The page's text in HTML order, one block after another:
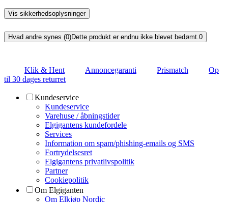
Vis sikkerhedsoplysninger
Hvad andre synes (0)Dette produkt er endnu ikke blevet bedømt.0
Klik & Hent Annoncegaranti Prismatch
Op
til 30 dages returret
Kundeservice
Kundeservice
Varehuse / åbningstider
Elgigantens kundefordele
Services
Information om spam/phishing-emails og SMS
Fortrydelsesret
Elgigantens privatlivspolitik
Partner
Cookiepolitik
Om Elgiganten
Om Elkjøp Nordic